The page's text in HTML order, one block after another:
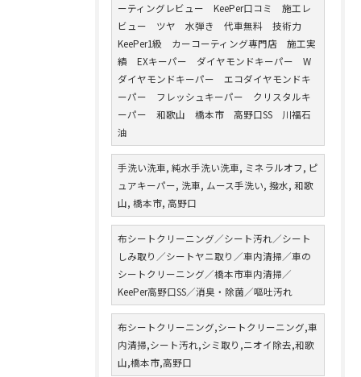
ーティングレビュー KeePer口コミ 施工レ
ビュー ツヤ 水弾き 代車無料 技術力
KeePer1級 カーコーティング専門店 施工実
績 EXキーパー ダイヤモンドキーパー W
ダイヤモンドキーパー エコダイヤモンドキ
ーパー フレッシュキーパー クリスタルキ
ーパー 和歌山 橋本市 高野口SS 川福石
油
手洗い洗車, 純水手洗い洗車, ミネラルオフ, ピ
ュアキーパー, 洗車, ムース手洗い, 撥水, 和歌
山, 橋本市, 高野口
布シートクリーニング／シート汚れ／シート
しみ取り／シートヤニ取り／車内清掃／車の
シートクリーニング／橋本市車内清掃／
KeePer高野口SS／消臭・除菌／嘔吐汚れ
布シートクリーニング,シートクリーニング,車
内清掃,シート汚れ,シミ取り,ニオイ除去,和歌
山,橋本市,高野口